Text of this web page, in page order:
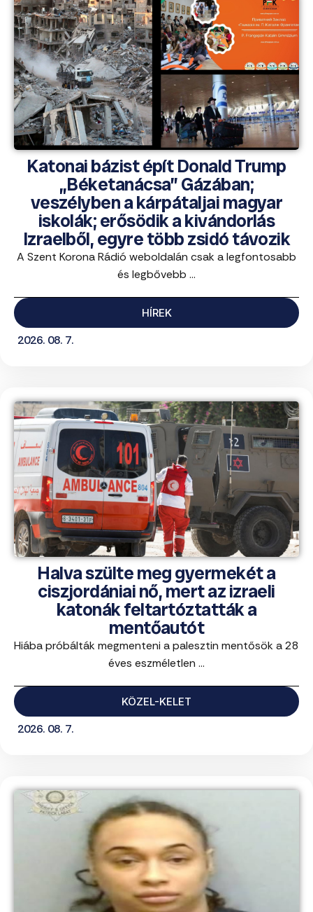
Katonai bázist épít Donald Trump
„Béketanácsa” Gázában;
veszélyben a kárpátaljai magyar
iskolák; erősödik a kivándorlás
Izraelből, egyre több zsidó távozik
A Szent Korona Rádió weboldalán csak a legfontosabb
és legbővebb ...
HÍREK
2026. 08. 7.
Halva szülte meg gyermekét a
ciszjordániai nő, mert az izraeli
katonák feltartóztatták a
mentőautót
Hiába próbálták megmenteni a palesztin mentősök a 28
éves eszméletlen ...
KÖZEL-KELET
2026. 08. 7.